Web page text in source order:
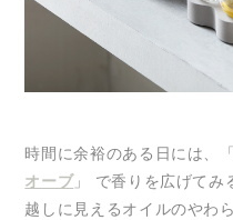
時間に余裕のある日には、「
オーブ」 で香りを広げてみ
越しに見えるオイルのやわ